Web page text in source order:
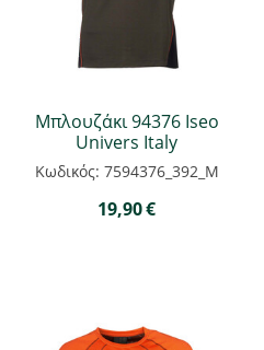
Μπλουζάκι 94376 Iseo
Univers Italy
Κωδικός: 7594376_392_M
19,90€